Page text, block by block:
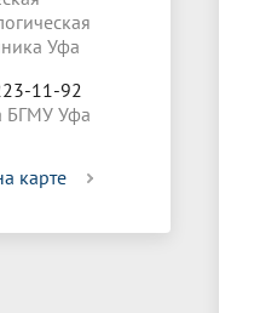
Уфа
11-92
БГМУ Уфа
карте